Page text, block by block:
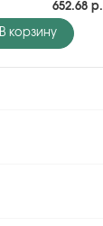
652.68 р.
В корзину